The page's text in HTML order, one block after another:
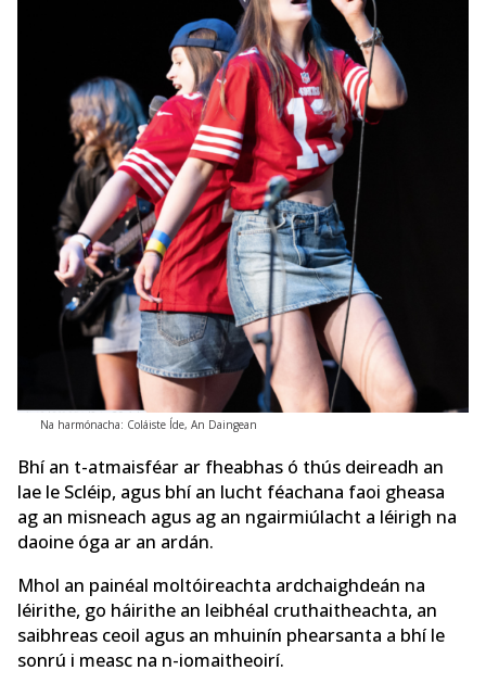
Na harmónacha: Coláiste Íde, An Daingean
Bhí an t-atmaisféar ar fheabhas ó thús deireadh an
lae le Scléip, agus bhí an lucht féachana faoi gheasa
ag an misneach agus ag an ngairmiúlacht a léirigh na
daoine óga ar an ardán.
Mhol an painéal moltóireachta ardchaighdeán na
léirithe, go háirithe an leibhéal cruthaitheachta, an
saibhreas ceoil agus an mhuinín phearsanta a bhí le
sonrú i measc na n-iomaitheoirí.